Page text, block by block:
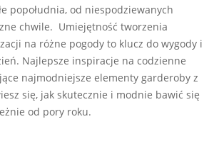
popołudnia, od niespodziewanych
chwile. Umiejętność tworzenia
na różne pogody to klucz do wygody i
Najlepsze inspiracje na codzienne
najmodniejsze elementy garderoby z
się, jak skutecznie i modnie bawić się
od pory roku.